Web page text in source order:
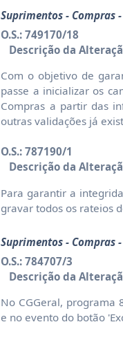
Suprimentos - Compras
O.S.: 749170/18
Descrição da
Com o objetivo de
passe a inicializar os
Compras a partir das
outras validações já
O.S.: 787190/1
Descrição da
Para garantir a
gravar todos os rateios
Suprimentos - Compras
O.S.: 784707/3
Descrição da
No CGGeral, programa
e no evento do botão